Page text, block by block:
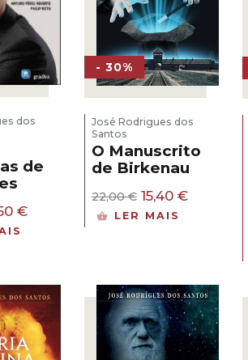
dos
de
€O
- 30%
José Rodrigues dos
Santos
O Manuscrito
de Birkenau
22,00€ O
preço
15,40 €O
LER MAIS